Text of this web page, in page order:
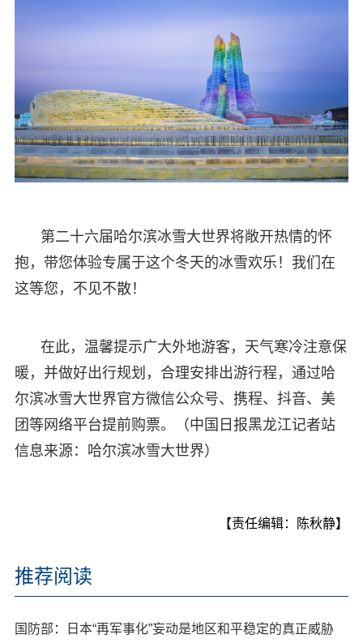
第二十六届哈尔滨冰雪大世界将敞开热情的怀
抱，带您体验专属于这个冬天的冰雪欢乐！我们在
这等您，不见不散！
在此，温馨提示广大外地游客，天气寒冷注意保
暖，并做好出行规划，合理安排出游行程，通过哈
尔滨冰雪大世界官方微信公众号、携程、抖音、美
团等网络平台提前购票。（中国日报黑龙江记者站
信息来源：哈尔滨冰雪大世界）
【责任编辑：陈秋静】
推荐阅读
国防部：日本“再军事化”妄动是地区和平稳定的真正威胁